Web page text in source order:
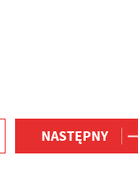
NASTĘPNY